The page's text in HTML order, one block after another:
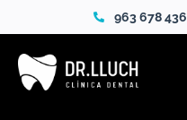
963 678 436